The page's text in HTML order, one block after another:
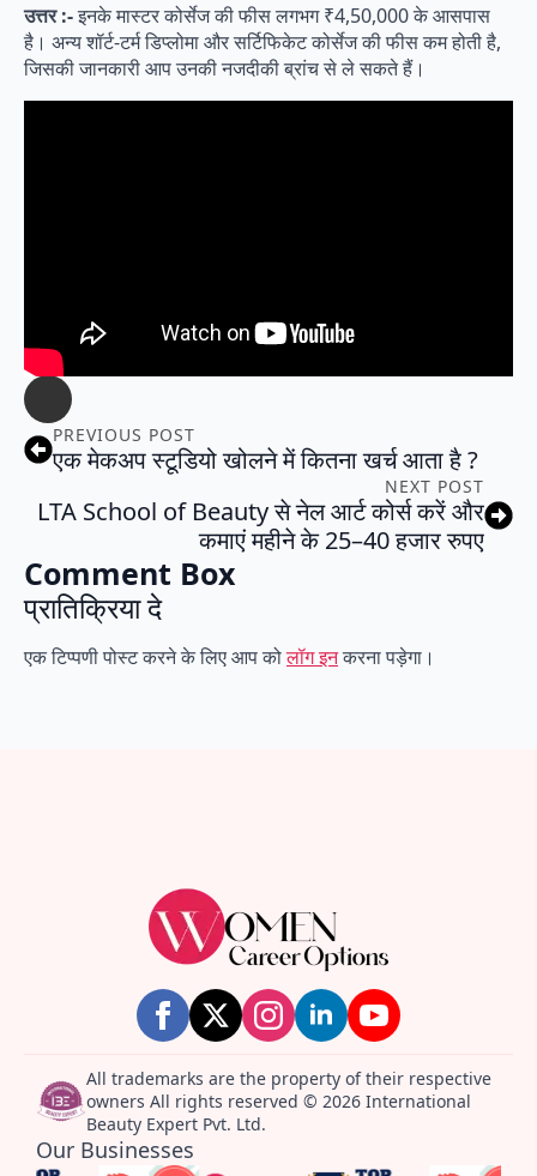
उत्तर :-इनके मास्टर कोर्सेज की फीस लगभग ₹4,50,000 के आसपास
है। अन्य शॉर्ट-टर्म डिप्लोमा और सर्टिफिकेट कोर्सेज की फीस कम होती है,
जिसकी जानकारी आप उनकी नजदीकी ब्रांच से ले सकते हैं।
PREVIOUS POST
एक मेकअप स्टूडियो खोलने में कितना खर्च आता है ?
NEXT POST
LTA School of Beauty से नेल आर्ट कोर्स करें और
कमाएं महीने के 25–40 हजार रुपए
Comment Box
प्रातिक्रिया दे
एक टिप्पणी पोस्ट करने के लिए आप कोलॉग इनकरना पड़ेगा।
All trademarks are the property of their respective
owners All rights reserved © 2026 International
Beauty Expert Pvt. Ltd.
Our Businesses